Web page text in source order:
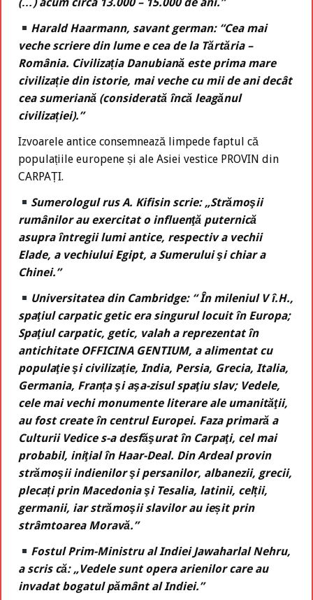
(…) acum circa 13.000 – 15.000 de ani.”
Harald Haarmann, savant german: “Cea mai
veche scriere din lume e cea de la Tărtăria –
România. Civilizația Danubiană este prima mare
civilizație din istorie, mai veche cu mii de ani decât
cea sumeriană (considerată încă leagănul
civilizației).”
Izvoarele antice consemnează limpede faptul că
populațiile europene și ale Asiei vestice PROVIN din
CARPAȚI.
Sumerologul rus A. Kifisin scrie: „Strămoşii
rumânilor au exercitat o influenţă puternică
asupra întregii lumi antice, respectiv a vechii
Elade, a vechiului Egipt, a Sumerului şi chiar a
Chinei.”
Universitatea din Cambridge: “ În mileniul V î.H.,
spaţiul carpatic getic era singurul locuit în Europa;
Spaţiul carpatic, getic, valah a reprezentat în
antichitate OFFICINA GENTIUM, a alimentat cu
populaţie şi civilizaţie, India, Persia, Grecia, Italia,
Germania, Franța şi aşa-zisul spaţiu slav; Vedele,
cele mai vechi monumente literare ale umanităţii,
au fost create în centrul Europei. Faza primară a
Culturii Vedice s-a desfăşurat în Carpaţi, cel mai
probabil, iniţial în Haar-Deal. Din Ardeal provin
strămoşii indienilor şi persanilor, albanezii, grecii,
plecați prin Macedonia şi Tesalia, latinii, celții,
germanii, iar strămoşii slavilor au ieșit prin
strâmtoarea Moravă.”
Fostul Prim-Ministru al Indiei Jawaharlal Nehru,
a scris că: „Vedele sunt opera arienilor care au
invadat bogatul pământ al Indiei.”